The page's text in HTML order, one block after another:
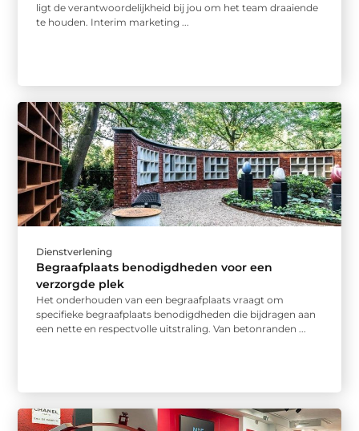
ligt de verantwoordelijkheid bij jou om het team draaiende
te houden. Interim marketing ...
Dienstverlening
Begraafplaats benodigdheden voor een
verzorgde plek
Het onderhouden van een begraafplaats vraagt om
specifieke begraafplaats benodigdheden die bijdragen aan
een nette en respectvolle uitstraling. Van betonranden ...